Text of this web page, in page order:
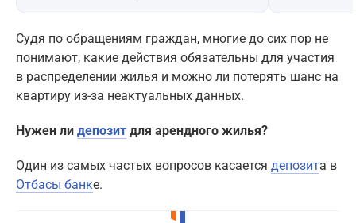
Судя по обращениям граждан, многие до сих пор не
понимают, какие действия обязательны для участия
в распределении жилья и можно ли потерять шанс на
квартиру из-за неактуальных данных.
Нужен ли депозит для арендного жилья?
Один из самых частых вопросов касается депозита в
Отбасы банке.